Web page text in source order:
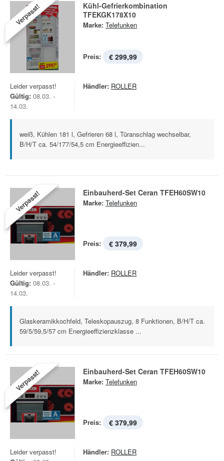
Verpasst!
Kühl-Gefrierkombination
TFEKGK178X10
Marke: Telefunken
Preis: € 299,99
Leider verpasst!
Gültig: 08.03. -
14.03.
Händler: ROLLER
weiß, Kühlen 181 l, Gefrieren 68 l, Türanschlag wechselbar,
B/H/T ca. 54/177/54,5 cm Energieeffizien...
Verpasst! Einbauherd-Set Ceran TFEH60SW10
Marke: Telefunken
Preis: € 379,99
Leider verpasst!
Gültig: 08.03. -
14.03.
Händler: ROLLER
Glaskeramikkochfeld, Teleskopauszug, 8 Funktionen, B/H/T ca.
59/5/59,5/57 cm Energieeffizienzklasse ...
Verpasst! Einbauherd-Set Ceran TFEH60SW10
Marke: Telefunken
Preis: € 379,99
Leider verpasst!
Händler: ROLLER